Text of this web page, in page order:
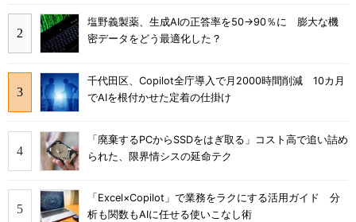
塩野義製薬、生成AIの正答率を50→90％に 膨大な機
密データをどう最適化した？
千代田区、Copilot全庁導入で月2000時間削減 10カ月
でAIを根付かせた定着の仕掛け
「廃棄するPCからSSDをはぎ取る」コスト高で追い詰め
られた、限界情シスの延命テク
「Excel×Copilot」で業務をラクにする活用ガイド 分
析も関数もAIに任せる使いこなし術